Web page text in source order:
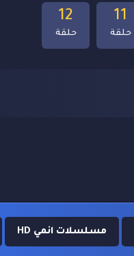
12
حلقة
11
حلقة
مسلسلات انمي HD